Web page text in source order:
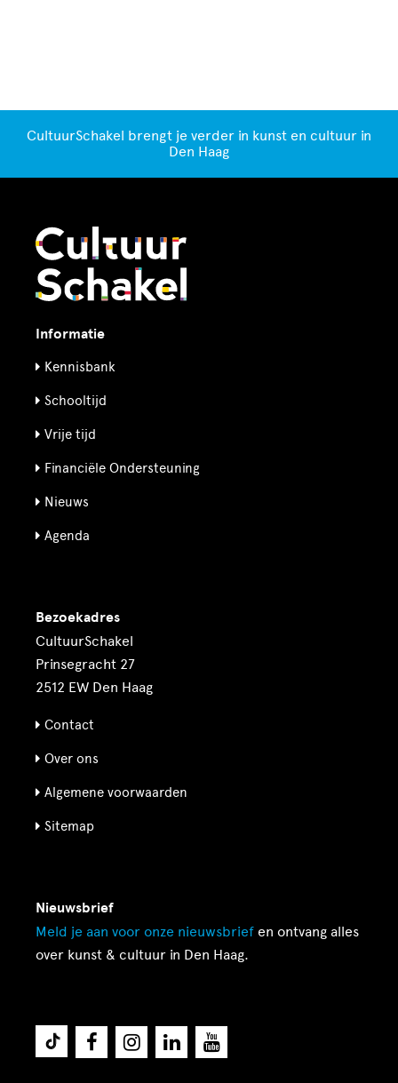
CultuurSchakel brengt je verder in kunst en cultuur in
Den Haag
Informatie
Kennisbank
Schooltijd
Vrije tijd
Financiële Ondersteuning
Nieuws
Agenda
Bezoekadres
CultuurSchakel
Prinsegracht 27
2512 EW Den Haag
Contact
Over ons
Algemene voorwaarden
Sitemap
Nieuwsbrief
Meld je aan voor onze nieuwsbrief en ontvang alles
over kunst & cultuur in Den Haag.